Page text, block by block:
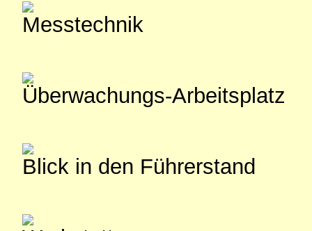
Messtechnik
Überwachungs-Arbeitsplatz
Blick in den Führerstand